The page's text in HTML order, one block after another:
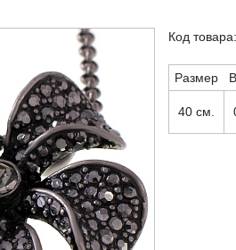
Код
Размер
40 см.